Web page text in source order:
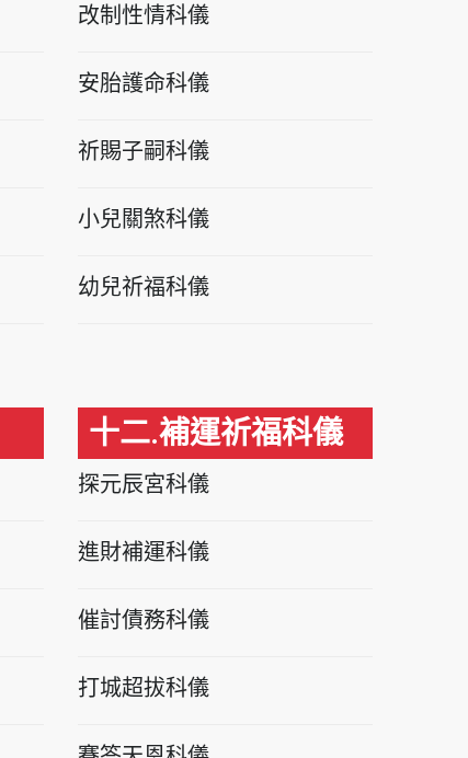
改制性情科儀
安胎護命科儀
祈賜子嗣科儀
小兒關煞科儀
幼兒祈福科儀
十二.補運祈福科儀
探元辰宮科儀
進財補運科儀
催討債務科儀
打城超拔科儀